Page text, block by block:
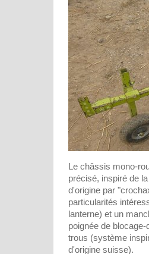
Le châssis mono-
précisé, inspiré de
d'origine par
particularités
lanterne) et un
poignée de
trous (système
d'origine suisse).